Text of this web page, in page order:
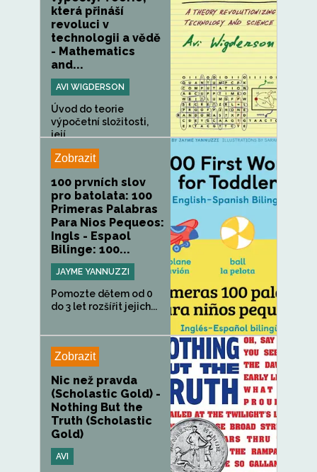
která přináší
revoluci v
technologii a vědě
- Mathematics
and...
AVI WIGDERSON
Úvod do teorie
výpočetní složitosti,
její...
Zobrazit
100 prvních slov
pro batolata: 100
Primeras Palabras
Para Nios Pequeos:
Ingls - Espaol
Bilinge: 100...
JAYME YANNUZZI
Pomozte dětem od 0
do 3 let rozšířit jejich...
Zobrazit
Nic než pravda
(Scholastic Gold) -
Nothing But the
Truth (Scholastic
Gold)
AVI